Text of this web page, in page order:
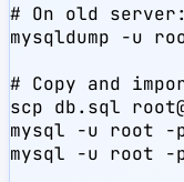
# On old server:
mysqldump -u
# Copy and
scp db.sql
mysql -u root -p -
mysql -u root -